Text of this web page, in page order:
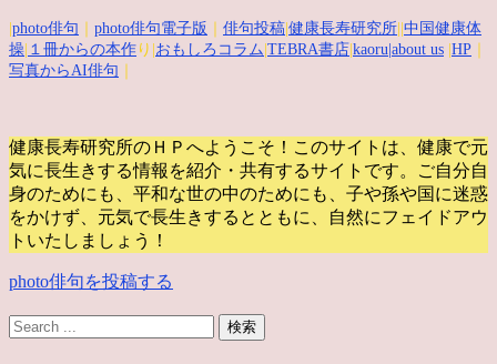
photo俳句 photo俳句電子版 俳句投稿 健康長寿研究所 中国健康体
操 １冊からの本作 り| おもしろコラム TEBRA書店 kaoru |about us HP
写真からAI俳句
健康長寿研究所のＨＰへようこそ！このサイトは、健康で元
気に長生きする情報を紹介・共有するサイトです。
ご自分自
身のためにも、平和な世の中のためにも、子や孫や国に迷惑
をかけず、元気で長生きするとともに、自然にフェイドアウ
トいたしましょう！
photo俳句を投稿する